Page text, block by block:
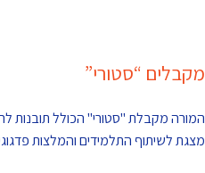
מקבלים “סטורי”
המורה מקבלת "סטורי" הכולל תובנות
מצגת לשיתוף התלמידים והמלצות